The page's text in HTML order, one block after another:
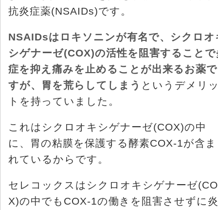
抗炎症薬(NSAIDs)です。
NSAIDsはロキソニンが有名で、シクロオ
シゲナーゼ(COX)の活性を阻害することで
症を抑え痛みを止めることが出来るお薬で
すが、胃を荒らしてしまう というデメリ
トを持っていました。
これはシクロオキシゲナーゼ(COX)の中
に、胃の粘膜を保護する酵素COX-1が含ま
れているからです。
セレコックスはシクロオキシゲナーゼ(CO
X)の中でもCOX-1の働きを阻害させずに炎